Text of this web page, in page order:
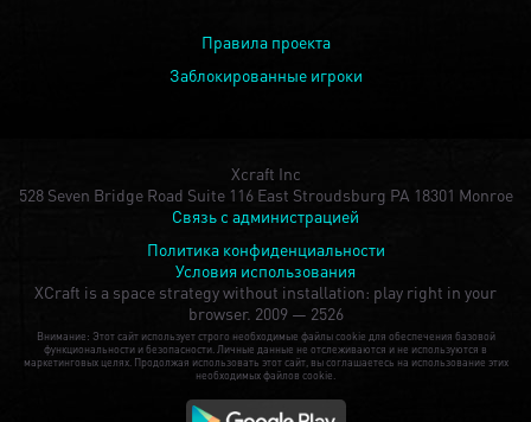
Правила проекта
Заблокированные игроки
Xcraft Inc
528 Seven Bridge Road Suite 116 East Stroudsburg PA 18301 Monroe
Связь с администрацией
Политика конфиденциальности
Условия использования
XCraft is a space strategy without installation: play right in your
browser. 2009 — 2526
Внимание: Этот сайт использует строго необходимые файлы cookie для обеспечения базовой
функциональности и безопасности. Личные данные не отслеживаются и не используются в
маркетинговых целях. Продолжая использовать этот сайт, вы соглашаетесь на использование этих
необходимых файлов cookie.